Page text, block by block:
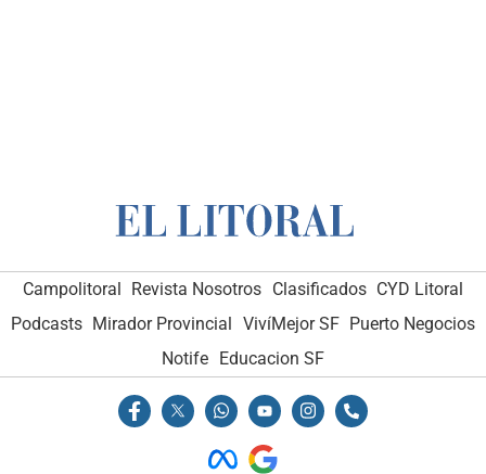
Campolitoral Revista Nosotros Clasificados CYD Litoral
Podcasts Mirador Provincial VivíMejor SF Puerto Negocios
Notife Educacion SF